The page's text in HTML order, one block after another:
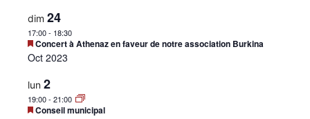
Genève
avant
dim 24
17:00- 18:30
Mis
en
avant
Concert à Athenaz en faveur de notre association Burkina
Oct 2023
lun 2
19:00- 21:00
Mis
Conseil municipal